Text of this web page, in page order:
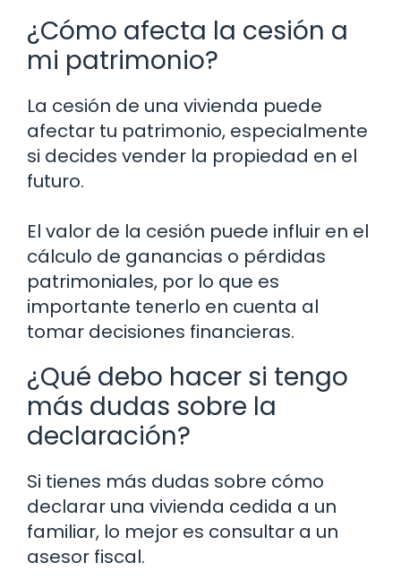
¿Cómo afecta la cesión a
mi patrimonio?
La cesión de una vivienda puede
afectar tu patrimonio, especialmente
si decides vender la propiedad en el
futuro.
El valor de la cesión puede influir en el
cálculo de ganancias o pérdidas
patrimoniales, por lo que es
importante tenerlo en cuenta al
tomar decisiones financieras.
¿Qué debo hacer si tengo
más dudas sobre la
declaración?
Si tienes más dudas sobre cómo
declarar una vivienda cedida a un
familiar, lo mejor es consultar a un
asesor fiscal.